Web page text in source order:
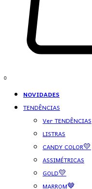
0
NOVIDADES
TENDÊNCIAS
Ver TENDÊNCIAS
LISTRAS
CANDY COLOR💛
ASSIMÉTRICAS
GOLD💛